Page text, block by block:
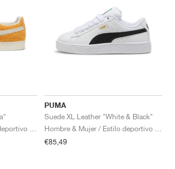
PUMA
Suede XL Leather "White & Black"
€85,49